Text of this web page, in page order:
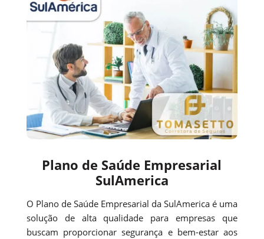
Plano de Saúde Empresarial
SulAmerica
O Plano de Saúde Empresarial da SulAmerica é uma
solução de alta qualidade para empresas que
buscam proporcionar segurança e bem-estar aos